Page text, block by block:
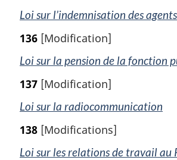
Loi sur l’indemnisation des
136 [Modification]
Loi sur la pension de la fonction
137 [Modification]
Loi sur la radiocommunication
138 [Modifications]
Loi sur les relations de travail au